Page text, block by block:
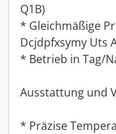
Q1B)
* Gleichmäßige
Dcjdpfxsymy Uts
* Betrieb in Tag/
Ausstattung und
* Präzise